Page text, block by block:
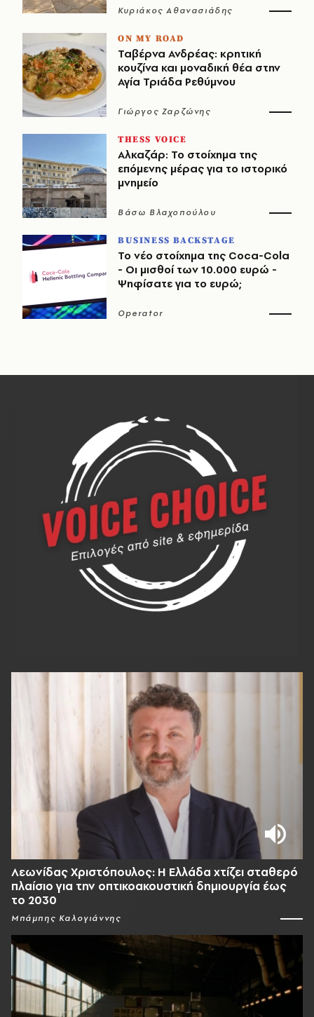
Κυριάκος Αθανασιάδης
ON MY ROAD
Ταβέρνα Ανδρέας: κρητική
κουζίνα και μοναδική θέα στην
Αγία Τριάδα Ρεθύμνου
Γιώργος Ζαρζώνης
THESS VOICE
Αλκαζάρ: Το στοίχημα της
επόμενης μέρας για το ιστορικό
μνημείο
Βάσω Βλαχοπούλου
BUSINESS BACKSTAGE
Το νέο στοίχημα της Coca-Cola
- Οι μισθοί των 10.000 ευρώ -
Ψηφίσατε για το ευρώ;
Operator
Λεωνίδας Χριστόπουλος: Η Ελλάδα χτίζει σταθερό
πλαίσιο για την οπτικοακουστική δημιουργία έως
το 2030
Μπάμπης Καλογιάννης